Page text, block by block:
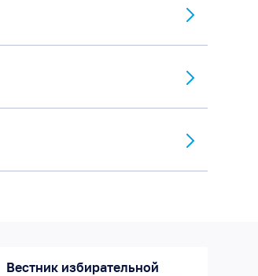
Вестник избирательной